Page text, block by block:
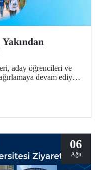
aday öğrencileri ve
devam ediyor.
vermeye devam
06
Ağu